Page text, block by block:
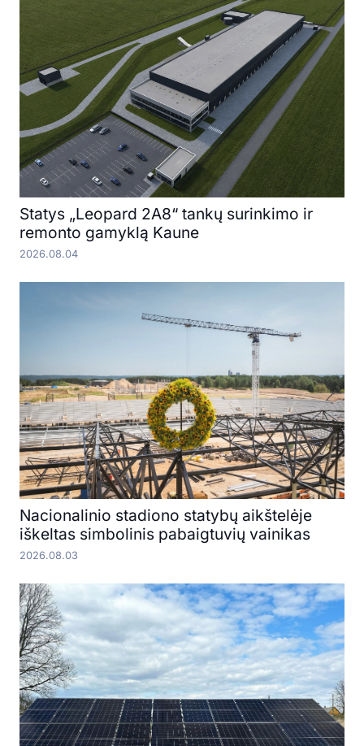
Statys „Leopard 2A8“ tankų surinkimo ir
remonto gamyklą Kaune
2026.08.04
Nacionalinio stadiono statybų aikštelėje
iškeltas simbolinis pabaigtuvių vainikas
2026.08.03